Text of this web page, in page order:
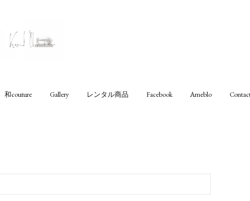
和couture Gallery レンタル商品 Facebook Ameblo